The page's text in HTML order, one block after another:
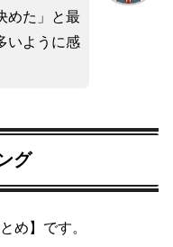
めた」と最
いように感
グ
め】です。